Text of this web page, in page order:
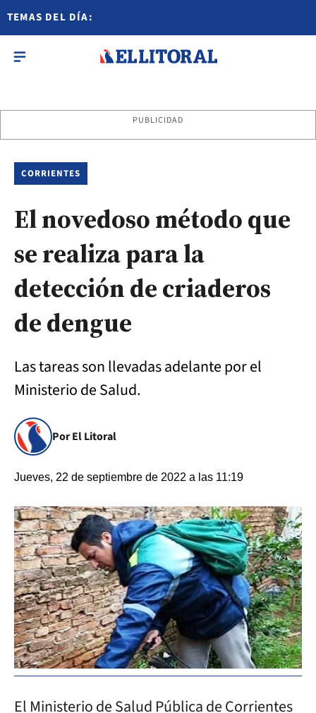
TEMAS DEL DÍA:
PUBLICIDAD
CORRIENTES
El novedoso método que
se realiza para la
detección de criaderos
de dengue
Las tareas son llevadas adelante por el
Ministerio de Salud.
Por El Litoral
Jueves, 22 de septiembre de 2022 a las 11:19
El Ministerio de Salud Pública de Corrientes